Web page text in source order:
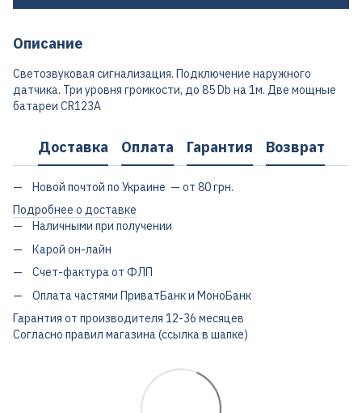
Описание
Светозвуковая сигнализация. Подключение наружного
датчика. Три уровня громкости, до 85 Db на 1м. Две мощные
батареи CR123A
Доставка Оплата Гарантия Возврат
Новой почтой по Украине — от 80 грн.
Подробнее о доставке
Наличными при получении
Карой он-лайн
Счет-фактура от ФЛП
Оплата частями ПриватБанк и МоноБанк
Гарантия от производителя 12-36 месяцев
Согласно правил магазина (ссылка в шапке)